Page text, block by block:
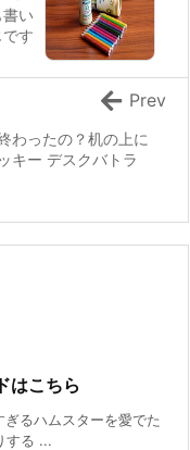
い
す
わったの？机の上に
キー デスクバトラ
Prev
はこちら
るハムスターを愛でた
する ...